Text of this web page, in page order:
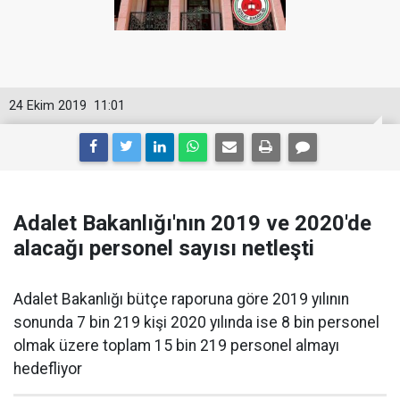
11:01
24 Ekim 2019
Adalet Bakanlığı'nın 2019 ve 2020'de
alacağı personel sayısı netleşti
Adalet Bakanlığı bütçe raporuna göre 2019 yılının
sonunda 7 bin 219 kişi 2020 yılında ise 8 bin personel
olmak üzere toplam 15 bin 219 personel almayı
hedefliyor